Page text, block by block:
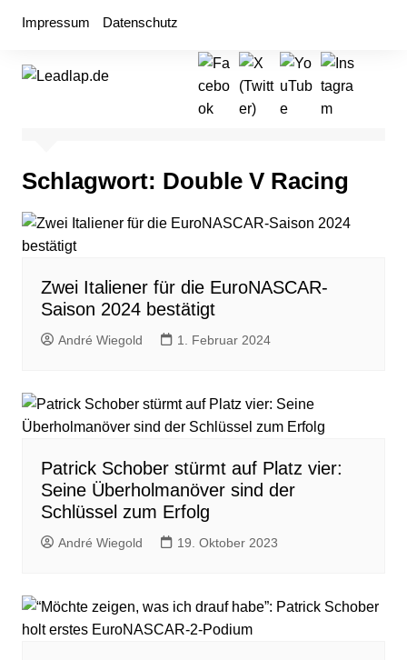
Impressum Datenschutz
Schlagwort: Double V Racing
Zwei Italiener für die EuroNASCAR-
Saison 2024 bestätigt
André Wiegold 1. Februar 2024
Patrick Schober stürmt auf Platz vier:
Seine Überholmanöver sind der
Schlüssel zum Erfolg
André Wiegold 19. Oktober 2023